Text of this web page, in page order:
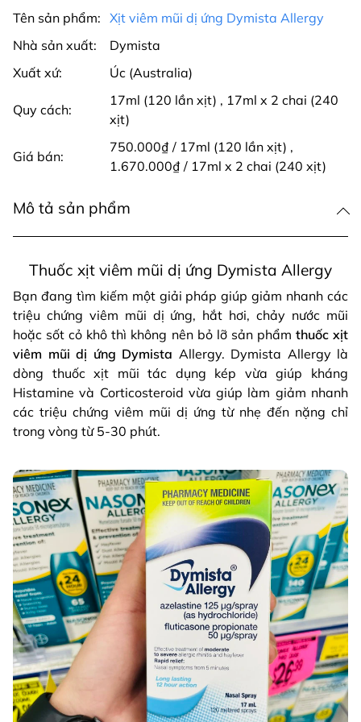
Tên sản phẩm: Xịt viêm mũi dị ứng Dymista Allergy
Nhà sản xuất:
Dymista
Xuất xứ:
Úc (Australia)
Quy cách:
17ml (120 lần xịt) , 17ml x 2 chai (240
xịt)
Giá bán:
750.000₫ / 17ml (120 lần xịt) ,
1.670.000₫ / 17ml x 2 chai (240 xịt)
Mô tả sản phẩm
Thuốc xịt viêm mũi dị ứng Dymista Allergy
Bạn đang tìm kiếm một giải pháp giúp giảm nhanh các
triệu chứng viêm mũi dị ứng, hắt hơi, chảy nước mũi
hoặc sốt cỏ khô thì không nên bỏ lỡ sản phẩm thuốc xịt
viêm mũi dị ứng Dymista Allergy. Dymista Allergy là
dòng thuốc xịt mũi tác dụng kép vừa giúp kháng
Histamine và Corticosteroid vừa giúp làm giảm nhanh
các triệu chứng viêm mũi dị ứng từ nhẹ đến nặng chỉ
trong vòng từ 5-30 phút.